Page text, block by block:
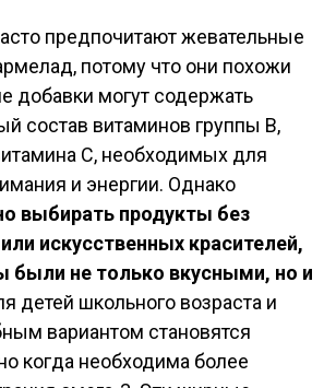
предпочитают жевательные
потому что они похожи
добавки могут содержать
состав витаминов группы В,
С, необходимых для
и энергии. Однако
выбирать продукты без
искусственных красителей,
были не только вкусными, но и
детей школьного возраста и
вариантом становятся
когда необходима более